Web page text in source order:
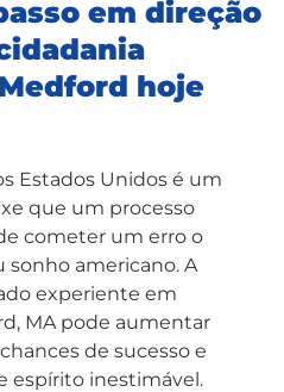
em direção
hoje
Estados Unidos é um
que um processo
cometer um erro o
sonho americano. A
experiente em
MA pode aumentar
de sucesso e
espírito inestimável.